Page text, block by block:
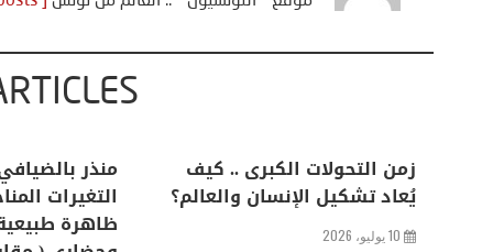
زمن التحولات
يُعاد تشكيل
10 يوليو، 2026
تحليل اخباري/ أمريكا وايران:
عودة الحرب .. و “هرمز” مربط
الفرس